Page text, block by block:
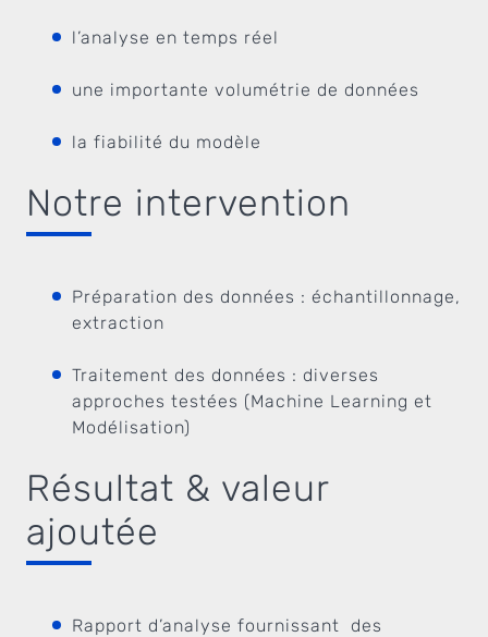
l’analyse en temps réel
une importante volumétrie de données
la fiabilité du modèle
Notre intervention
Préparation des données : échantillonnage,
extraction
Traitement des données : diverses
approches testées (Machine Learning et
Modélisation)
Résultat & valeur
ajoutée
Rapport d’analyse fournissant des